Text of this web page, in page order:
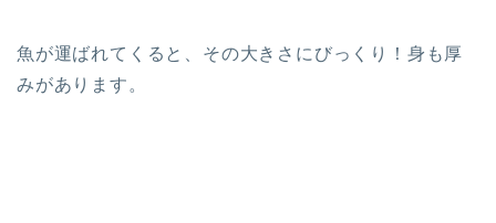
魚が運ばれてくると、その大きさにびっくり！身も厚
みがあります。